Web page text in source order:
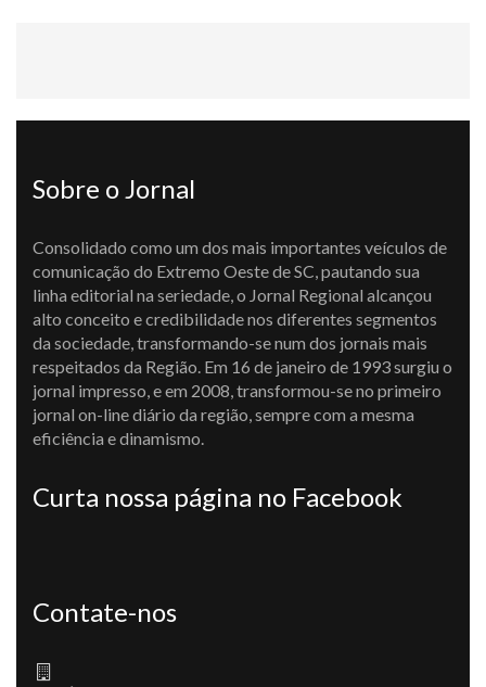
Sobre o Jornal
Consolidado como um dos mais importantes veículos de
comunicação do Extremo Oeste de SC, pautando sua
linha editorial na seriedade, o Jornal Regional alcançou
alto conceito e credibilidade nos diferentes segmentos
da sociedade, transformando-se num dos jornais mais
respeitados da Região. Em 16 de janeiro de 1993 surgiu o
jornal impresso, e em 2008, transformou-se no primeiro
jornal on-line diário da região, sempre com a mesma
eficiência e dinamismo.
Curta nossa página no Facebook
Contate-nos